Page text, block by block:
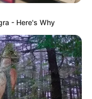
- Here's Why